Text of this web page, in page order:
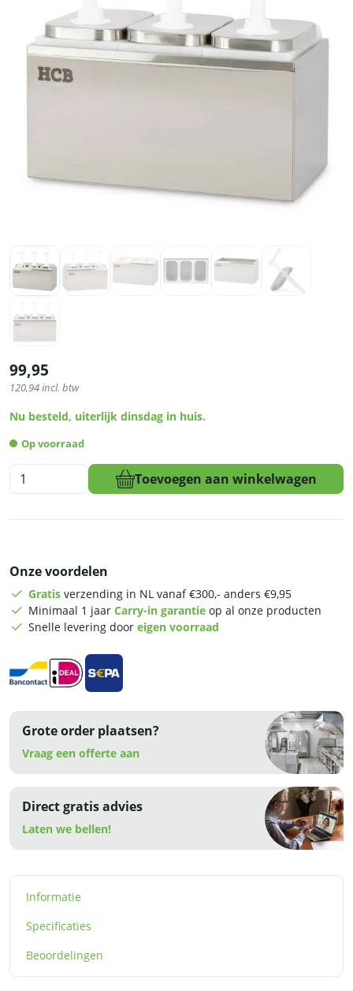
99,95
120,94incl. btw
Nu besteld, uiterlijk dinsdag in huis.
Op voorraad
HCB
Sauspomp
liter
RVS
aantal
Toevoegen aan winkelwagen
Onze voordelen
Gratis verzending in NL vanaf €300,- anders €9,95
Minimaal 1 jaar Carry-in garantie op al onze producten
Snelle levering door eigen voorraad
Grote order plaatsen?
Vraag een offerte aan
Direct gratis advies
Laten we bellen!
Informatie
Specificaties
Beoordelingen